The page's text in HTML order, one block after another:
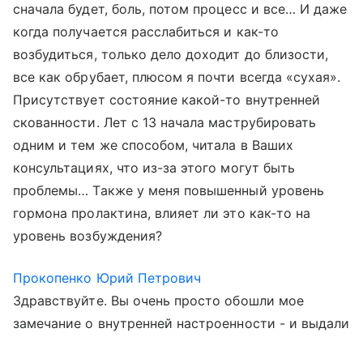
сначала будет, боль, потом процесс и все… И даже
когда получается расслабиться и как-то
возбудиться, только дело доходит до близости,
все как обрубает, плюсом я почти всегда «сухая».
Присутствует состояние какой-то внутренней
скованности. Лет с 13 начала маструбировать
одним и тем же способом, читала в Ваших
консультациях, что из-за этого могут быть
проблемы… Также у меня повышенный уровень
гормона пролактина, влияет ли это как-то на
уровень возбуждения?
Прокопенко Юрий Петрович
Здравствуйте. Вы очень просто обошли мое
замечание о внутренней настроенности - и выдали